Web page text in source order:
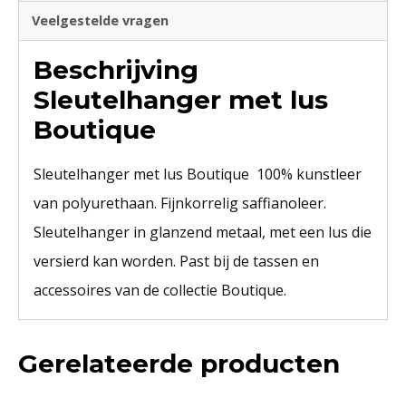
Veelgestelde vragen
Beschrijving
Sleutelhanger met lus
Boutique
Sleutelhanger met lus Boutique 100% kunstleer
van polyurethaan. Fijnkorrelig saffianoleer.
Sleutelhanger in glanzend metaal, met een lus die
versierd kan worden. Past bij de tassen en
accessoires van de collectie Boutique.
Gerelateerde producten